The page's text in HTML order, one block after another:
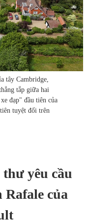
tây Cambridge,
tắp giữa hai
đạp" đầu tiên của
tuyệt đối trên
yêu cầu
Rafale của